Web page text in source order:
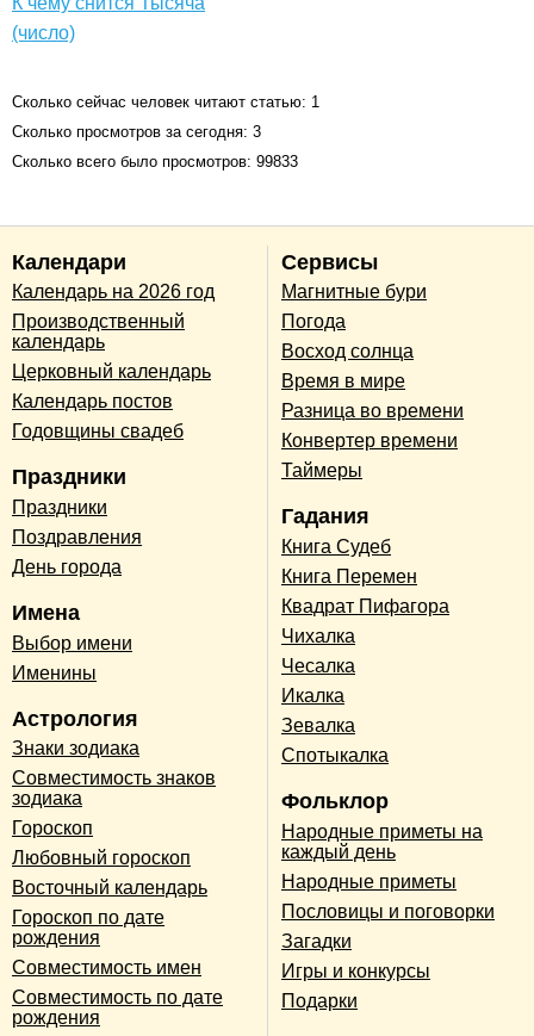
(число)
Сколько сейчас человек читают статью: 1
Сколько просмотров за сегодня: 3
Сколько всего было просмотров: 99833
Календари
Календарь на 2026 год
Производственный
календарь
Церковный календарь
Календарь постов
Годовщины свадеб
Праздники
Праздники
Поздравления
День города
Имена
Выбор имени
Именины
Астрология
Знаки зодиака
Совместимость знаков
зодиака
Гороскоп
Любовный гороскоп
Восточный календарь
Гороскоп по дате
рождения
Совместимость имен
Совместимость по дате
рождения
Сервисы
Магнитные бури
Погода
Восход солнца
Время в мире
Разница во времени
Конвертер времени
Таймеры
Гадания
Книга Судеб
Книга Перемен
Квадрат Пифагора
Чихалка
Чесалка
Икалка
Зевалка
Спотыкалка
Фольклор
Народные приметы на
каждый день
Народные приметы
Пословицы и поговорки
Загадки
Игры и конкурсы
Подарки